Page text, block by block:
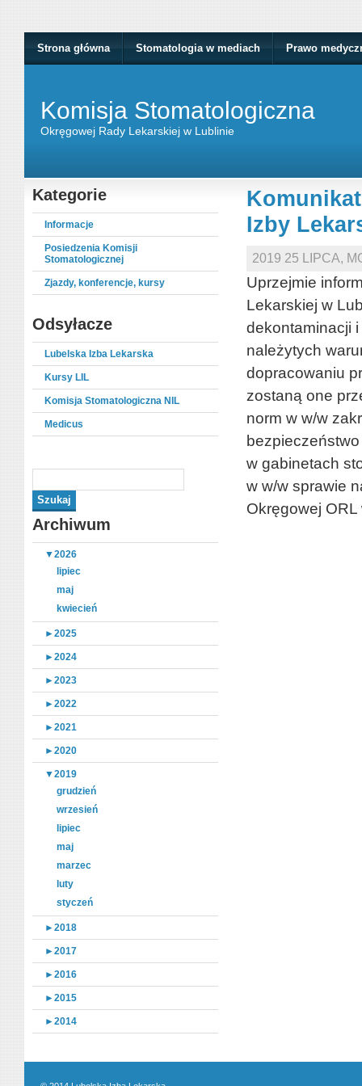
Strona główna Stomatologia w mediach Prawo
Komisja Stomatologiczna
Okręgowej Rady Lekarskiej w Lublinie
Kategorie
Informacje
Posiedzenia Komisji
Stomatologicznej
Zjazdy, konferencje, kursy
Odsyłacze
Lubelska Izba Lekarska
Kursy LIL
Komisja Stomatologiczna NIL
Medicus
Archiwum
▼2026
lipiec
maj
kwiecień
►2025
►2024
►2023
►2022
►2021
►2020
▼2019
grudzień
wrzesień
lipiec
maj
marzec
luty
styczeń
►2018
►2017
►2016
►2015
►2014
Izby
2019 25 LIPCA,
Uprzejmie
Lekarskiej w
dekontaminacji
należytych
dopracowaniu
zostaną one
norm w w/w
w gabinetach
w w/w sprawie
Okręgowej ORL